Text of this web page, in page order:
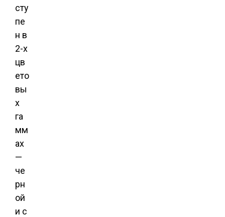
сту
пе
н в
2-х
цв
ето
вы
х
га
мм
ах
—
че
рн
ой
и с